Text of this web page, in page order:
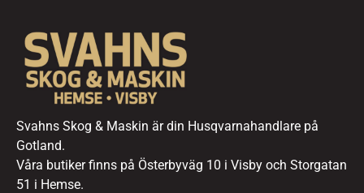
Svahns Skog & Maskin är din Husqvarnahandlare på
Gotland.
Våra butiker finns på Österbyväg 10 i Visby och Storgatan
51 i Hemse.